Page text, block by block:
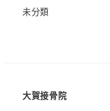
未分類
大賀接骨院